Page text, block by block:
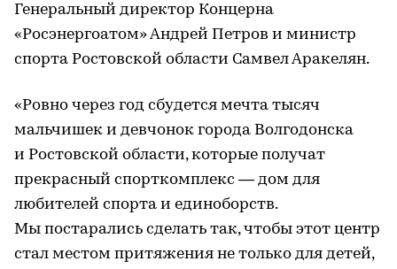
Генеральный директор Концерна
«Росэнергоатом» Андрей Петров и министр
спорта Ростовской области Самвел Аракелян.
«Ровно через год сбудется мечта тысяч
мальчишек и девчонок города Волгодонска
и Ростовской области, которые получат
прекрасный спорткомплекс — дом для
любителей спорта и единоборств.
Мы постарались сделать так, чтобы этот центр
стал местом притяжения не только для детей,